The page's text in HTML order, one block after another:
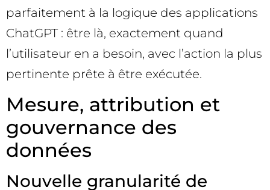
parfaitement à la logique des applications
ChatGPT : être là, exactement quand
l’utilisateur en a besoin, avec l’action la plus
pertinente prête à être exécutée.
Mesure, attribution et
gouvernance des
données
Nouvelle granularité de